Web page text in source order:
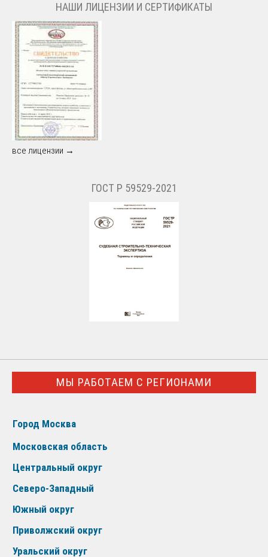
НАШИ ЛИЦЕНЗИИ И СЕРТИФИКАТЫ
все лицензии →
ГОСТ Р 59529-2021
МЫ РАБОТАЕМ С РЕГИОНАМИ
Город Москва
Московская область
Центральный округ
Северо-Западный
Южный округ
Приволжский округ
Уральский округ